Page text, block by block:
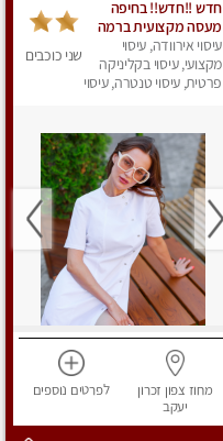
חדש !!חדש!! בחיפה
מעסה מקצועית ברמה
גבוה
עיסוי אירוודה, עיסוי
מקצועי, עיסוי בקליניקה
פרטית, עיסוי טנטרה, עיסוי
שני כוכבים
מחוז צפון זכרון
יעקב
לפרטים נוספים